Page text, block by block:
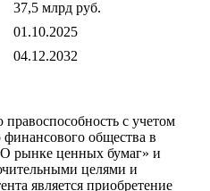
37,5 млрд руб.
01.10.2025
04.12.2032
с учетом
финансового общества в
рынке ценных бумаг» и
целями и
является приобретение